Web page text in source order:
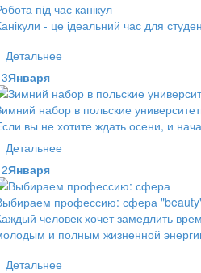
під час канікул
- це ідеальний час для
Детальнее
Января
набор в польские
вы не хотите ждать осени, и
Детальнее
Января
профессию: сфера
человек хочет замедлить
и полным жизненной
Детальнее